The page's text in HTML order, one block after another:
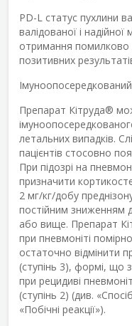
PD-L статус пухлини
валідованої і
отримання
позитивних
Препарат Кітруда®
летальних випадків.
пацієнтів стосовно
При підозрі на
призначити
2 мг/кг/добу
постійним зниженням
або вище. Препарат
при пневмоніті
остаточно відмінити
(ступінь 3), формі, що
при рецидиві
(ступінь 2) (див.
«Побічні реакції»).